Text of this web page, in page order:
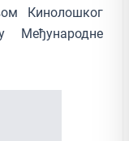
Кинолошког
Међународне